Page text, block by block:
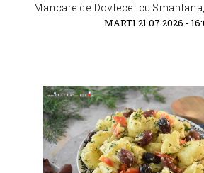
Mancare de Dovlecei cu
MARTI 21.07.2026 -